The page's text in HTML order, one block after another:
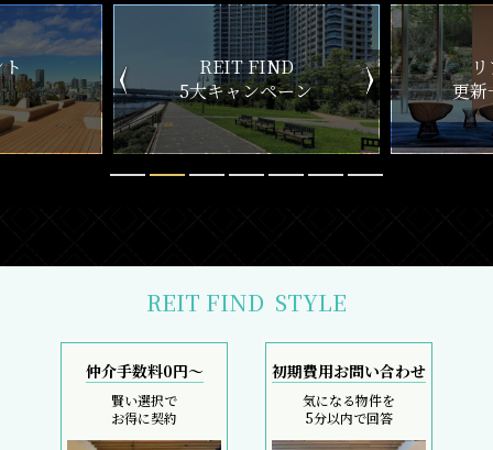
ン
リアルタイム
更新一覧チェック
新
REIT FIND STYLE
仲介手数料0円～
賢い選択で
お得に契約
初期費用お問い合わせ
気になる物件を
5分以内で回答